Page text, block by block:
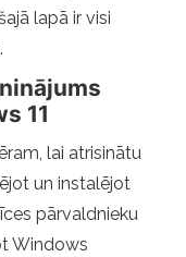
lapā ir visi
11
lai atrisinātu
un instalējot
pārvaldnieku
Windows